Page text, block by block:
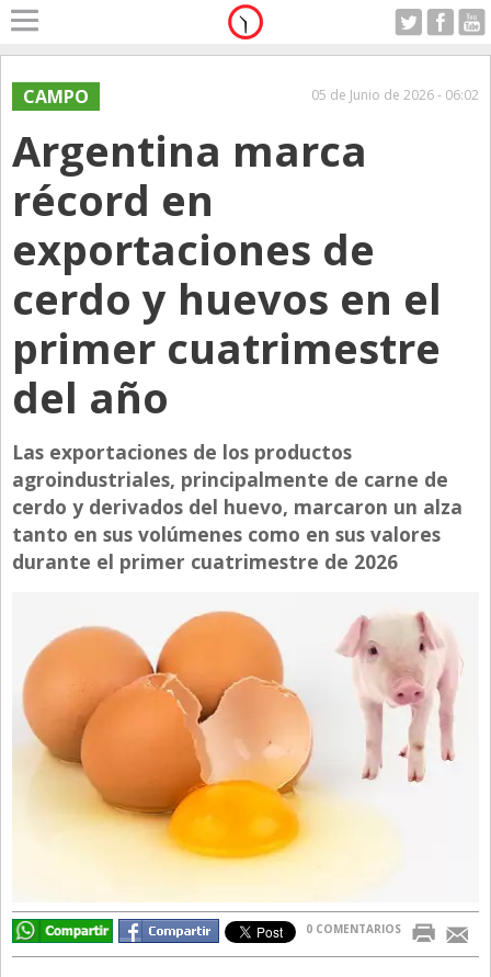
Home
A Motor
Alerta
Anticipo
Campo
Carrera & Emprendedores
Club House
Con Estilo
De Bolsillo
Diarios de Argentina
Diarios del Mundo
Directivos
Ecología y Ambiente
El Experto
El Innovador
El Precio Que Yo Ví
Entrevista
Entrevista Exclusiva
Finanzas
Internacionales
La Opinión del Director
Sabado 08.08.2026
CAMPO 05 de Junio de 2026 - 06:02
Argentina marca
récord en
exportaciones de
cerdo y huevos en el
primer cuatrimestre
del año
Las exportaciones de los productos
agroindustriales, principalmente de carne de
cerdo y derivados del huevo, marcaron un alza
tanto en sus volúmenes como en sus valores
durante el primer cuatrimestre de 2026
0 COMENTARIOS